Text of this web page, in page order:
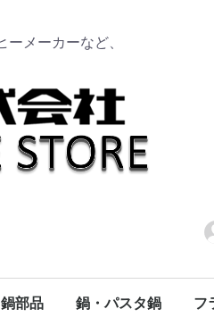
メーカーなど、
部品 鍋・パスタ鍋 フ